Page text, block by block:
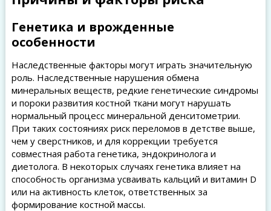
Генетика и врожденные
особенности
Наследственные факторы могут играть значительную
роль. Наследственные нарушения обмена
минеральных веществ, редкие генетические синдромы
и пороки развития костной ткани могут нарушать
нормальный процесс минеральной денситометрии.
При таких состояниях риск переломов в детстве выше,
чем у сверстников, и для коррекции требуется
совместная работа генетика, эндокринолога и
диетолога. В некоторых случаях генетика влияет на
способность организма усваивать кальций и витамин D
или на активность клеток, ответственных за
формирование костной массы.